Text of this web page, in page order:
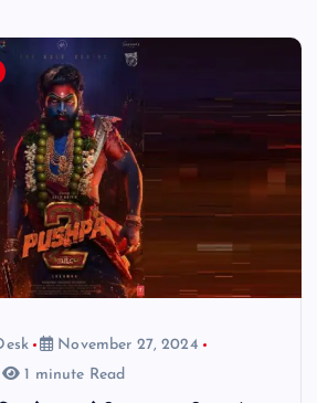
November 27, 2024
1 minute Read